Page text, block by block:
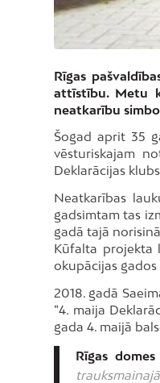
Rīgas
attīstību. Metu
neatkarību
Šogad aprit 35
vēsturiskajam
Deklarācijas
Neatkarības
gadsimtam tas
gadā tajā
Kūfalta projekta
okupācijas
2018. gadā
“4. maija
gada 4. maijā
Rīgas